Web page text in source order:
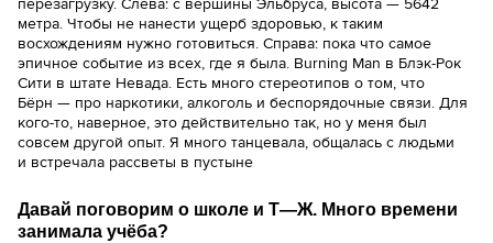
метра. Чтобы не нанести ущерб здоровью, к таким
восхождениям нужно готовиться. Справа: пока что самое
эпичное событие из всех, где я была. Burning Man в Блэк-Рок
Сити в штате Невада. Есть много стереотипов о том, что
Бёрн — про наркотики, алкоголь и беспорядочные связи. Для
кого-то, наверное, это действительно так, но у меня был
совсем другой опыт. Я много танцевала, общалась с людьми
и встречала рассветы в пустыне
Давай поговорим о школе и Т—Ж. Много времени
занимала учёба?